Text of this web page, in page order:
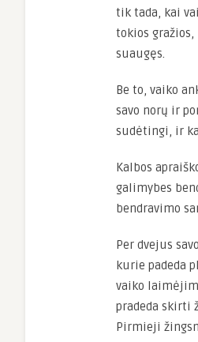
tik tada, kai
tokios
suaugęs.
Be to, vaiko
savo norų ir
sudėtingi, ir
Kalbos
galimybes
bendravimo
Per dvejus
kurie padeda
vaiko
pradeda skirti
Pirmieji